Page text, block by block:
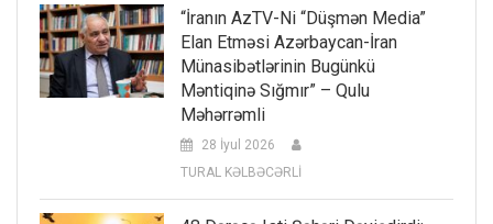
“İranın AzTV-Ni “düşmən Media”
Elan Etməsi Azərbaycan-İran
Münasibətlərinin Bugünkü
Məntiqinə Sığmır” – Qulu
Məhərrəmli
28 İyul 2026
TURAL KƏLBƏCƏRLİ